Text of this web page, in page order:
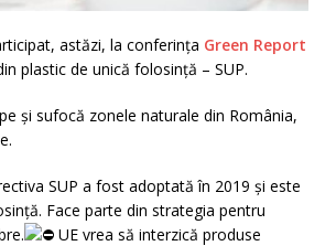
astăzi, la conferința Green Report
plastic de unică folosință – SUP.
și sufocă zonele naturale din România,
SUP a fost adoptată în 2019 și este
Face parte din strategia pentru
UE vrea să interzică produse